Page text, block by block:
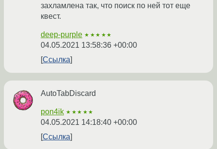
захламлена так, что поиск по ней тот еще
квест.
deep-purple ★★★★★
04.05.2021 13:58:36 +00:00
Ссылка
AutoTabDiscard
pon4ik ★★★★★
04.05.2021 14:18:40 +00:00
Ссылка